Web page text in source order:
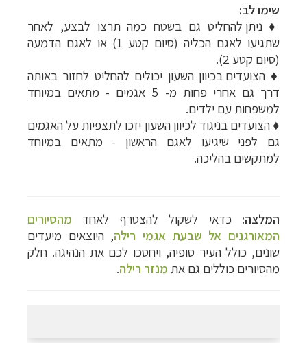
שימו לב:
♦ניתן להחליט גם בשטח כמה תרצו לבצע, לאחר
שתגיעו לאגם הכליה (סיום קטע 1) או לאגם הדמעה
(סיום קטע 2).
♦ הצועדים בכיוון השעון יכולים להחליט לחזור באותה
דרך גם אחרי פחות מ- 5 אגמים - מתאים במיוחד
למשפחות עם ילדים.
♦הצועדים בניגוד לכיוון השעון יזכו לתצפיות על האגמים
גם לפני שיגיעו לאגם הראשון - מתאים במיוחד
למתקשים בהליכה.
המלצה:כדאי לשקול להצטרף לאחד מהסיורים
המאורגנים אל שבעת אגמי רילה, היוצאים מיעדים
שונים, כולל העיר סופיה, ויחסכו לכם את הנהיגה. חלק
מהסיורים כוללים גם את מנזר רילה.